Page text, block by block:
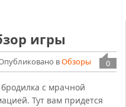
игры
0
вОбзоры
с мрачной
Тут вам придется